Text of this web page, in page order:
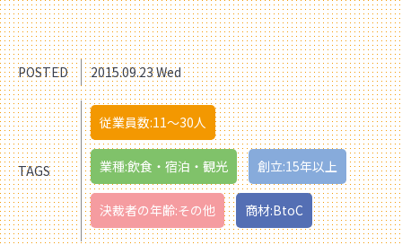
POSTED 2015.09.23 Wed
TAGS
従業員数:11〜30人
業種:飲食・宿泊・観光 創立:15年以上
決裁者の年齢:その他 商材:BtoC